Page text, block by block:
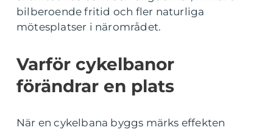
bilberoende fritid och fler naturliga
mötesplatser i närområdet.
Varför cykelbanor
förändrar en plats
När en cykelbana byggs märks effekten